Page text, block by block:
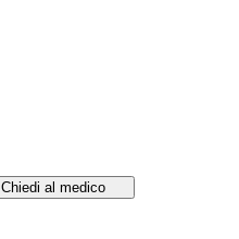
Chiedi al medico